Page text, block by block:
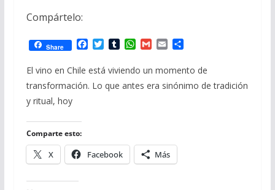
Compártelo:
Share
F
c
e
b
T
i
t
t
T
m
b
W
a
t
s
G
a
i
l
E
a
i
l
C
m
p
a
El vino en Chile está viviendo un momento de
transformación. Lo que antes era sinónimo de tradición
y ritual, hoy
Comparte esto:
X Facebook Más